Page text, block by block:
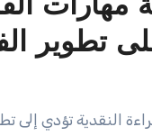
مهارات
تطوير
النقدية تؤدي إلى